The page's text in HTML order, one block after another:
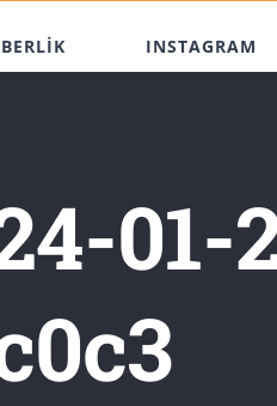
INSTAGRAM
01-